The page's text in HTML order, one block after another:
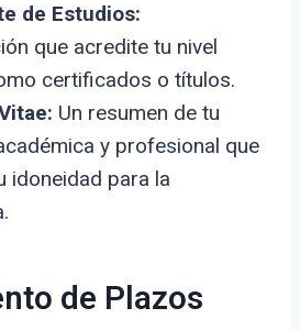
de Estudios:
que acredite tu nivel
certificados o títulos.
Un resumen de tu
y profesional que
idoneidad para la
de Plazos